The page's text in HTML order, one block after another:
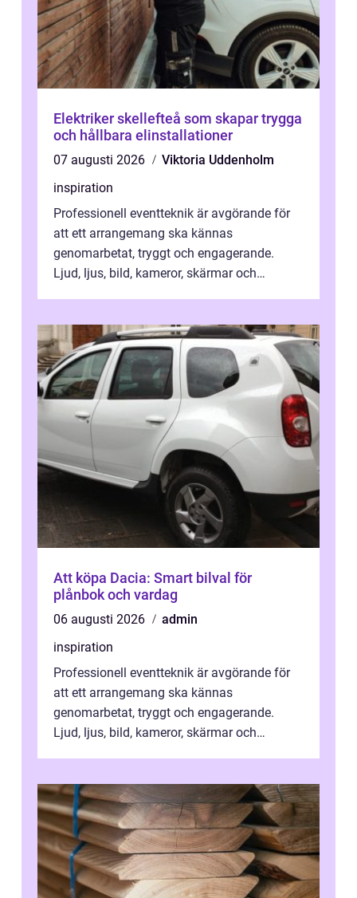
Elektriker skellefteå som skapar trygga
och hållbara elinstallationer
07 augusti 2026
Viktoria Uddenholm
inspiration
Professionell eventteknik är avgörande för
att ett arrangemang ska kännas
genomarbetat, tryggt och engagerande.
Ljud, ljus, bild, kameror, skärmar och
Att köpa Dacia: Smart bilval för
plånbok och vardag
06 augusti 2026
admin
inspiration
Professionell eventteknik är avgörande för
att ett arrangemang ska kännas
genomarbetat, tryggt och engagerande.
Ljud, ljus, bild, kameror, skärmar och